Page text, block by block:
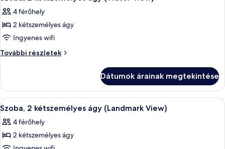
városra
részletei
következő
szoba
összes
képének
megtekintése:
kétszemélyes
ágy
(Water
View)
4 férőhely
2 kétszemélyes ágy
Ingyenes wifi
További részletek
Szoba,
(Water
View)
további
Dátumok árainak megtekintése
A
következő
szoba
összes
Egy modern fürőszoba, amelyben
2
Szoba, 2 kétszemélyes ágy (Landmark View)
4 férőhely
2 kétszemélyes ágy